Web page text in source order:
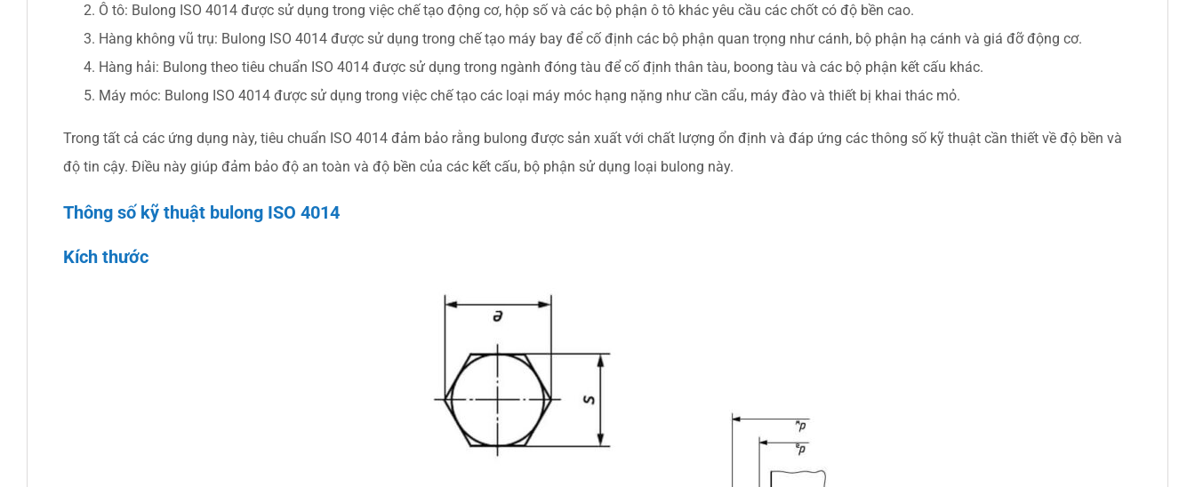
Ô tô: Bulong ISO 4014 được sử dụng trong việc chế tạo động cơ, hộp số và các bộ phận ô tô khác yêu cầu các chốt có độ bền cao.
Hàng không vũ trụ: Bulong ISO 4014 được sử dụng trong chế tạo máy bay để cố định các bộ phận quan trọng như cánh, bộ phận hạ cánh và giá đỡ động cơ.
Hàng hải: Bulong theo tiêu chuẩn ISO 4014 được sử dụng trong ngành đóng tàu để cố định thân tàu, boong tàu và các bộ phận kết cấu khác.
Máy móc: Bulong ISO 4014 được sử dụng trong việc chế tạo các loại máy móc hạng nặng như cần cẩu, máy đào và thiết bị khai thác mỏ.
Trong tất cả các ứng dụng này, tiêu chuẩn ISO 4014 đảm bảo rằng bulong được sản xuất với chất lượng ổn định và đáp ứng các thông số kỹ thuật cần thiết về độ bền và
độ tin cậy. Điều này giúp đảm bảo độ an toàn và độ bền của các kết cấu, bộ phận sử dụng loại bulong này.
Thông số kỹ thuật bulong ISO 4014
Kích thước